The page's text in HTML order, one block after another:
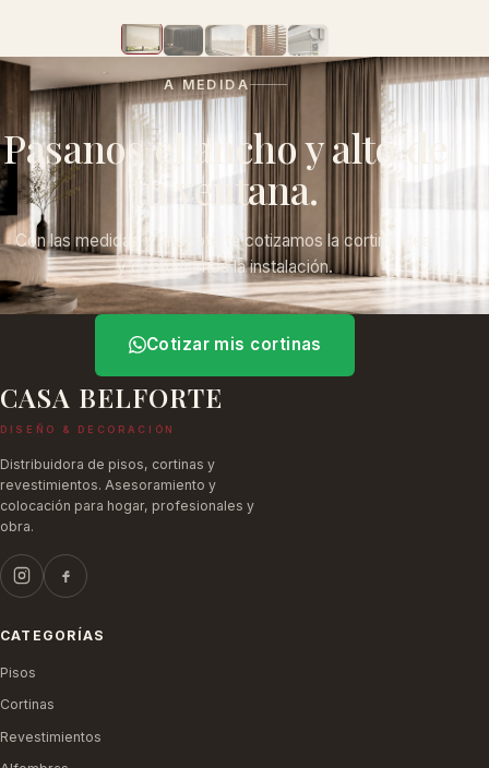
A MEDIDA
Pasanos el ancho y alto de
tu ventana.
Con las medidas y una foto te cotizamos la cortina ideal
y coordinamos la instalación.
Cotizar mis cortinas
CASA BELFORTE
DISEÑO & DECORACIÓN
Distribuidora de pisos, cortinas y
revestimientos. Asesoramiento y
colocación para hogar, profesionales y
obra.
CATEGORÍAS
Pisos
Cortinas
Revestimientos